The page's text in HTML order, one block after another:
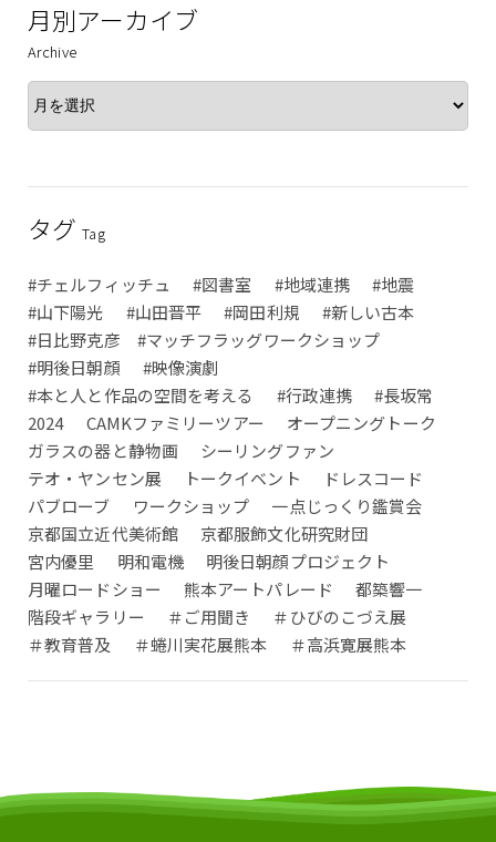
月別アーカイブ
Archive
タグTag
#チェルフィッチュ #図書室 #地域連携
#地震
#山下陽光
#山田晋平 #岡田利規
#新しい古本
#日比野克彦 #マッチフラッグワークショップ
#明後日朝顔
#映像演劇
#本と人と作品の空間を考える
#行政連携
#長坂常
2024
CAMKファミリーツアー
オープニングトーク
ガラスの器と静物画
シーリングファン
テオ・ヤンセン展
トークイベント
ドレスコード
パブローブ
ワークショップ
一点じっくり鑑賞会
京都国立近代美術館
京都服飾文化研究財団
宮内優里
明和電機
明後日朝顔プロジェクト
月曜ロードショー
熊本アートパレード
都築響一
階段ギャラリー
＃ご用聞き
＃ひびのこづえ展
＃教育普及
＃蜷川実花展熊本 ＃高浜寛展熊本